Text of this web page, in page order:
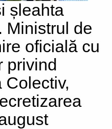
șleahta
Ministrul de
oficială cu
privind
Colectiv,